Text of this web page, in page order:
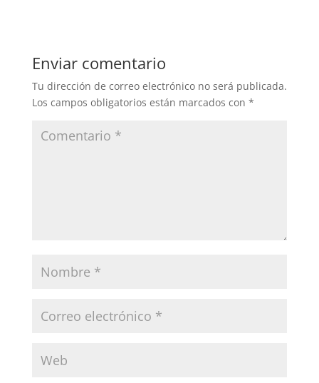
Enviar comentario
Tu dirección de correo electrónico no será publicada.
Los campos obligatorios están marcados con *